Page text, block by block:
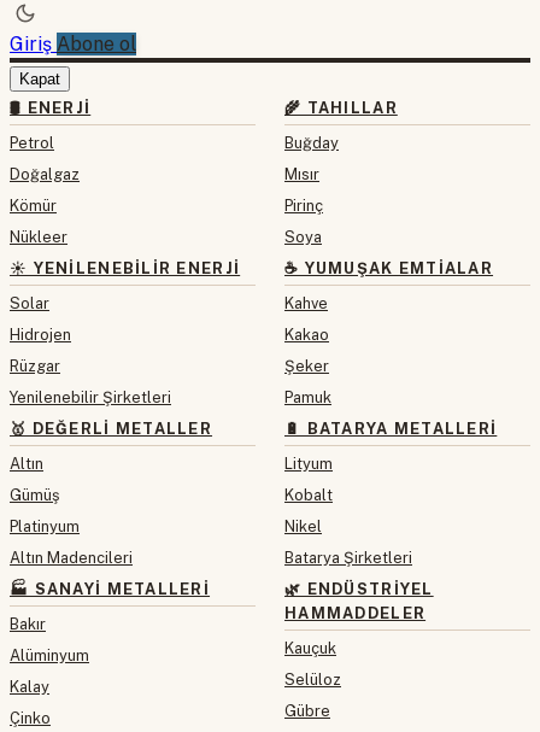
Giriş Abone ol
Kapat
🛢 ENERJI
Petrol
Doğalgaz
Kömür
Nükleer
☀️ YENILENEBILIR ENERJI
Solar
Hidrojen
Rüzgar
Yenilenebilir Şirketleri
🥇 DEĞERLI METALLER
Altın
Gümüş
Platinyum
Altın Madencileri
🏭 SANAYI METALLERI
Bakır
Alüminyum
Kalay
Çinko
🌾 TAHILLAR
Buğday
Mısır
Pirinç
Soya
☕ YUMUŞAK EMTIALAR
Kahve
Kakao
Şeker
Pamuk
🔋 BATARYA METALLERI
Lityum
Kobalt
Nikel
Batarya Şirketleri
🌿 ENDÜSTRIYEL
HAMMADDELER
Kauçuk
Selüloz
Gübre